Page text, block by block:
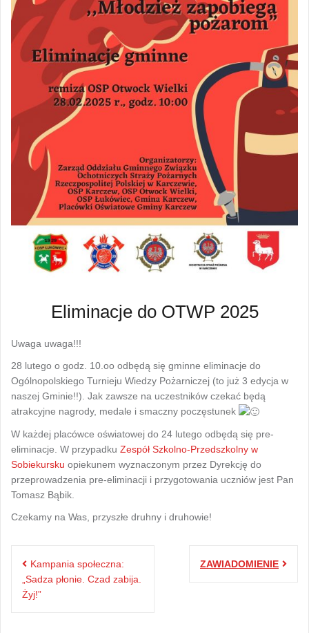
Eliminacje do OTWP 2025
Uwaga uwaga!!!
28 lutego o godz. 10.oo odbędą się gminne eliminacje do
Ogólnopolskiego Turnieju Wiedzy Pożarniczej (to już 3 edycja w
naszej Gminie!!). Jak zawsze na uczestników czekać będą
atrakcyjne nagrody, medale i smaczny poczęstunek
W każdej placówce oświatowej do 24 lutego odbędą się pre-
eliminacje. W przypadku Zespół Szkolno-Przedszkolny w
Sobiekursku opiekunem wyznaczonym przez Dyrekcję do
przeprowadzenia pre-eliminacji i przygotowania uczniów jest Pan
Tomasz Bąbik.
Czekamy na Was, przyszłe druhny i druhowie!
Nawigacja
wpisu
Kampania społeczna:
„Sadza płonie. Czad zabija.
Żyj!”
ZAWIADOMIENIE